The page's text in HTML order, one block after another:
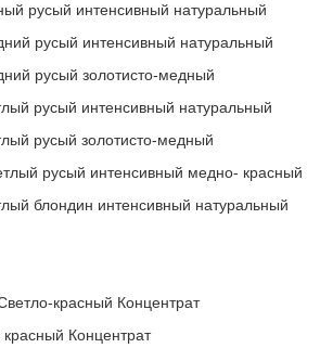
русый интенсивный натуральный
русый интенсивный натуральный
русый золотисто-медный
русый интенсивный натуральный
русый золотисто-медный
русый интенсивный медно- красный
блондин интенсивный натуральный
красный Концентрат
красный Концентрат